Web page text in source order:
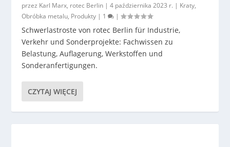
przez Karl Marx, rotec Berlin |4 października 2023 r. | Kraty,
Obróbka metalu, Produkty | 1 |
Schwerlastroste von rotec Berlin für Industrie,
Verkehr und Sonderprojekte: Fachwissen zu
Belastung, Auflagerung, Werkstoffen und
Sonderanfertigungen.
CZYTAJ WIĘCEJ